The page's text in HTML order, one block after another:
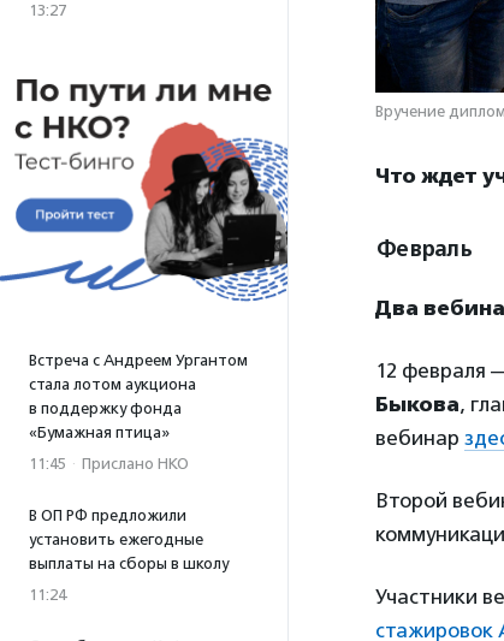
13:27
Встреча с Андреем Ургантом
стала лотом аукциона
в поддержку фонда
«Бумажная птица»
11:45 · Прислано НКО
В ОП РФ предложили
установить ежегодные
выплаты на сборы в школу
11:24
Вручение
Что ждет
Февраль
Два
12 февраля
Быкова,
вебинар
Второй
Участники
стажировок